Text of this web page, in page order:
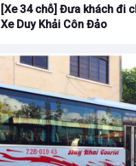
[Xe 34 chỗ] Đưa khách đi
Xe Duy Khải Côn Đảo